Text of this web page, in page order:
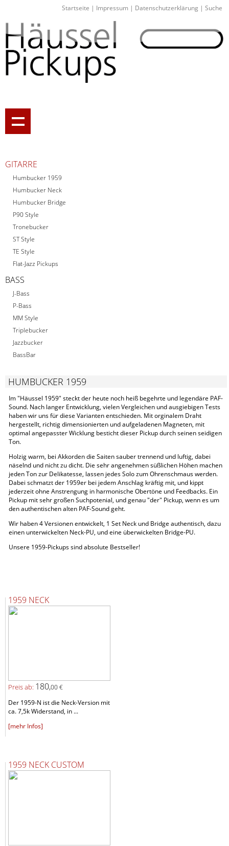
Startseite | Impressum | Datenschutzerklärung | Suche
GITARRE
Humbucker 1959
Humbucker Neck
Humbucker Bridge
P90 Style
Tronebucker
ST Style
TE Style
Flat-Jazz Pickups
BASS
J-Bass
P-Bass
MM Style
Triplebucker
Jazzbucker
BassBar
HUMBUCKER 1959
Im "Häussel 1959" steckt der heute noch heiß begehrte und legendäre PAF-
Sound. Nach langer Entwicklung, vielen Vergleichen und ausgiebigen Tests
haben wir uns für diese Varianten entschieden. Mit orginalem Draht
hergestellt, richtig dimensionierten und aufgeladenen Magneten, mit
optimal angepasster Wicklung besticht dieser Pickup durch seinen seidigen
Ton.
Holzig warm, bei Akkorden die Saiten sauber trennend und luftig, dabei
näselnd und nicht zu dicht. Die sehr angenehmen süßlichen Höhen machen
jeden Ton zur Delikatesse, lassen jedes Solo zum Ohrenschmaus werden.
Dabei schmatzt der 1959er bei jedem Anschlag kräftig mit, und kippt
jederzeit ohne Anstrengung in harmonische Obertöne und Feedbacks. Ein
Pickup mit sehr großen Suchpotenial, und genau "der" Pickup, wenn es um
den authentischen alten PAF-Sound geht.
Wir haben 4 Versionen entwickelt, 1 Set Neck und Bridge authentisch, dazu
einen unterwickelten Neck-PU, und eine überwickelten Bridge-PU.
Unsere 1959-Pickups sind absolute Bestseller!
1959 NECK
Preis ab: 180,00 €
Der 1959-N ist die Neck-Version mit
ca. 7,5k Widerstand, in ...
[mehr Infos]
1959 NECK CUSTOM